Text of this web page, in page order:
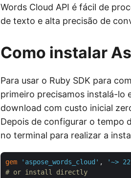
Words Cloud API é fácil de
de texto e alta precisão de
Como instalar
Para usar o Ruby SDK para
primeiro precisamos instalá-lo
download com custo inicial
Depois de configurar o tempo
no terminal para realizar a
gem 'aspose_words_cloud' ,
'~>
# or install directly